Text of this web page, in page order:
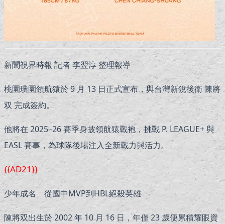
新聞視界時報 記者 李翌淳 整理報導
桃園璞園領航猿於 9 月 13 日正式宣布，與台灣新銳後衛 陳將
双 完成簽約。
他將在 2025–26 賽季身披領航猿戰袍，挑戰 P. LEAGUE+ 與
EASL 賽事，為球隊後場注入全新戰力與活力。
{{AD21}}
少年成名 從國中MVP到HBL絕殺英雄
陳將双出生於 2002 年 10 月 16 日，年僅 23 歲便累積耀眼資